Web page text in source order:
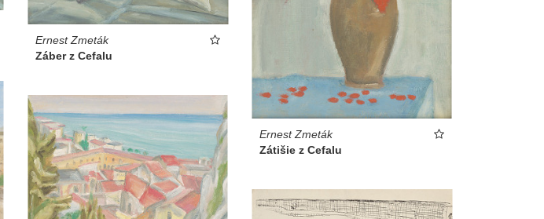
Ernest Zmeták
Zátišie z Cefalu
Ernest Zmeták
Záber z Cefalu